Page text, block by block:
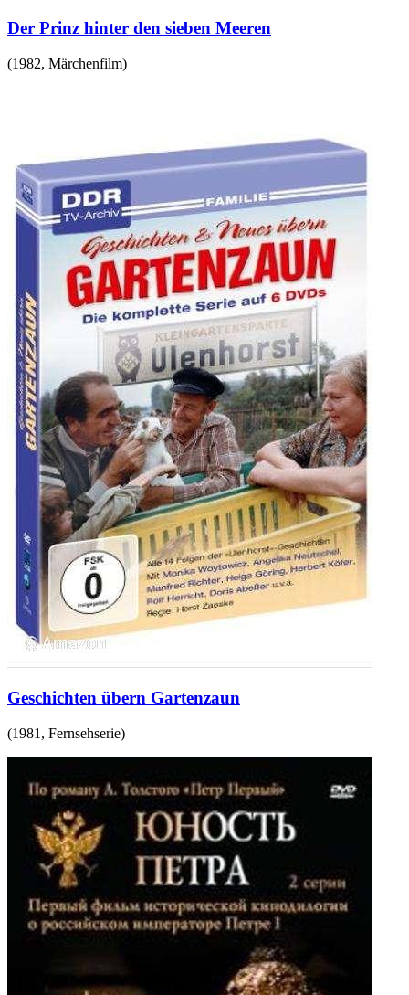
Der Prinz hinter den sieben Meeren
(1982, Märchenfilm)
Geschichten übern Gartenzaun
(1981 , Fernsehserie)